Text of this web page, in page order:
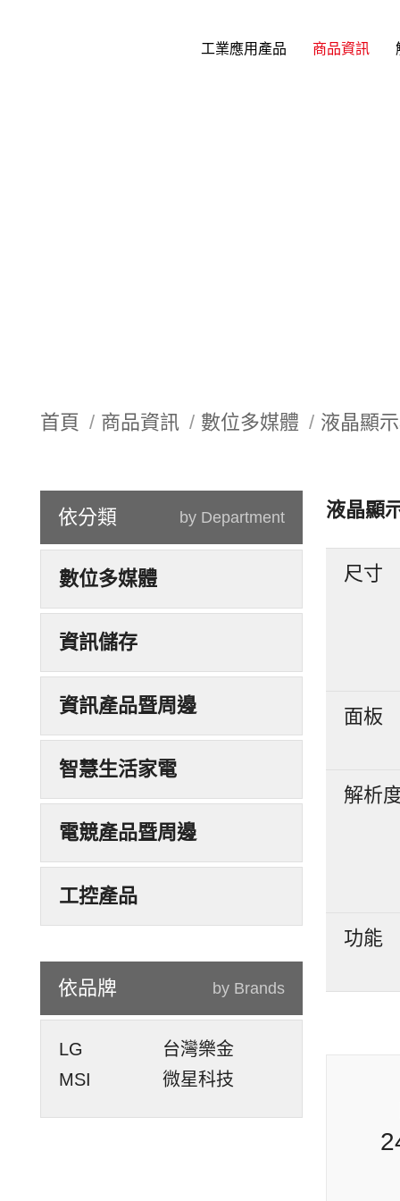
工業應用產品 商品資訊
首頁 商品資訊 數位多媒體 液晶顯
依分類 by Department
數位多媒體
資訊儲存
資訊產品暨周邊
智慧生活家電
電競產品暨周邊
工控產品
依品牌 by Brands
LG
台灣樂金
MSI
微星科技
液晶顯
尺寸
面板
解析
功能